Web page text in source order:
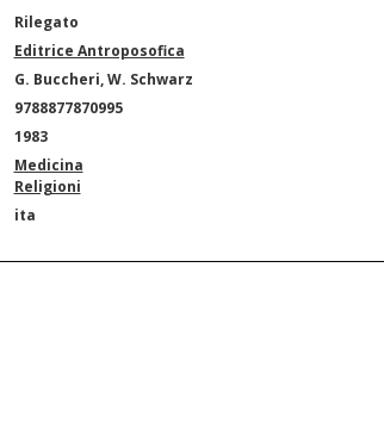
Rilegato
Editrice Antroposofica
G. Buccheri, W. Schwarz
9788877870995
1983
Medicina
Religioni
ita